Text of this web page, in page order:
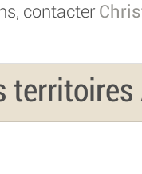
contacter